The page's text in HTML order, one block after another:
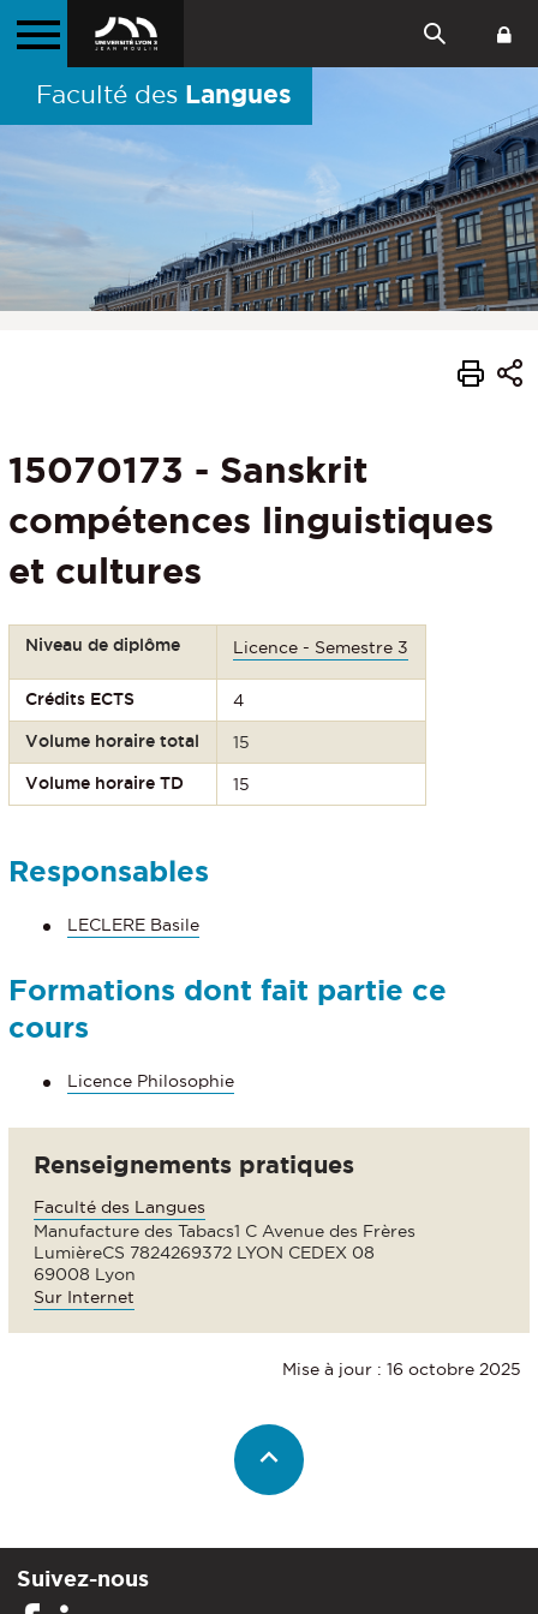
Faculté des Langues
15070173 - Sanskrit
compétences linguistiques
et cultures
Niveau de diplôme Licence - Semestre 3
Crédits ECTS 4
Volume horaire total 15
Volume horaire TD 15
Responsables
LECLERE Basile
Formations dont fait partie ce
cours
Licence Philosophie
Renseignements pratiques
Faculté des Langues
Manufacture des Tabacs1 C Avenue des Frères
LumièreCS 7824269372 LYON CEDEX 08
69008 Lyon
Sur Internet
Mise à jour : 16 octobre 2025
Suivez-nous